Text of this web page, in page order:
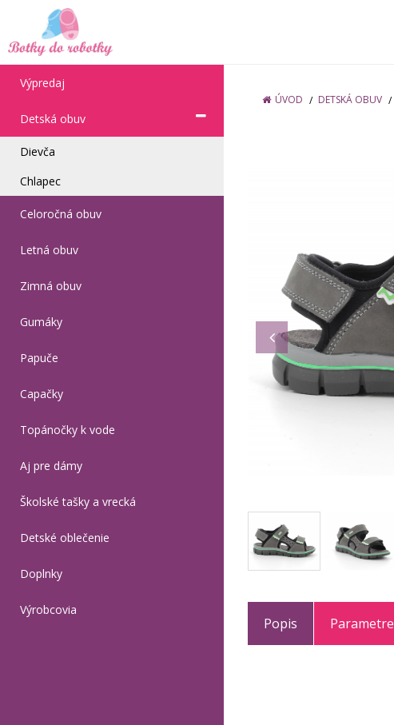
Výpredaj
Detská obuv
Dievča
Chlapec
Celoročná obuv
Letná obuv
Zimná obuv
Gumáky
Papuče
Capačky
Topánočky k vode
Aj pre dámy
Školské tašky a vrecká
Detské oblečenie
Doplnky
Výrobcovia
ÚVOD DETSKÁ OBUV
Popis Parametre